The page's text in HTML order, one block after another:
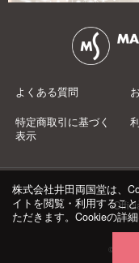
よくある質問
特定商取引に基づく
表示
© 井田
株式会社井田両国堂は、
イトを閲覧・利用するこ
ただきます。Cookieの詳